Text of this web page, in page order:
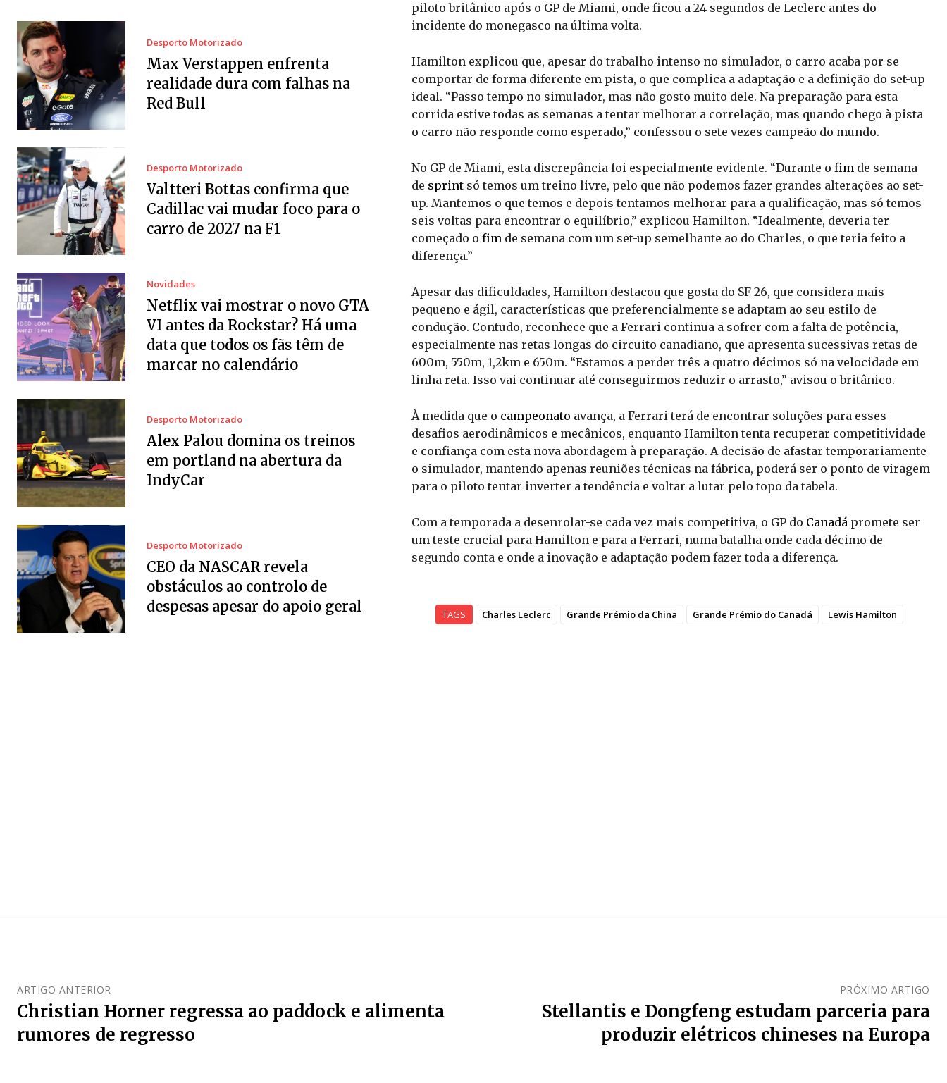
Desporto Motorizado
Max Verstappen enfrenta
realidade dura com falhas na
Red Bull
Desporto Motorizado
Valtteri Bottas confirma que
Cadillac vai mudar foco para o
carro de 2027 na F1
Novidades
Netflix vai mostrar o novo GTA
VI antes da Rockstar? Há uma
data que todos os fãs têm de
marcar no calendário
Desporto Motorizado
Alex Palou domina os treinos
em portland na abertura da
IndyCar
Desporto Motorizado
CEO da NASCAR revela
obstáculos ao controlo de
despesas apesar do apoio geral
piloto britânico após o GP de Miami, onde ficou a 24 segundos de Leclerc antes do
incidente do monegasco na última volta.
Hamilton explicou que, apesar do trabalho intenso no simulador, o carro acaba por se
comportar de forma diferente em pista, o que complica a adaptação e a definição do set-up
ideal. “Passo tempo no simulador, mas não gosto muito dele. Na preparação para esta
corrida estive todas as semanas a tentar melhorar a correlação, mas quando chego à pista
o carro não responde como esperado,” confessou o sete vezes campeão do mundo.
No GP de Miami, esta discrepância foi especialmente evidente. “Durante o fim de semana
de sprint só temos um treino livre, pelo que não podemos fazer grandes alterações ao set-
up. Mantemos o que temos e depois tentamos melhorar para a qualificação, mas só temos
seis voltas para encontrar o equilíbrio,” explicou Hamilton. “Idealmente, deveria ter
começado o fim de semana com um set-up semelhante ao do Charles, o que teria feito a
diferença.”
Apesar das dificuldades, Hamilton destacou que gosta do SF-26, que considera mais
pequeno e ágil, características que preferencialmente se adaptam ao seu estilo de
condução. Contudo, reconhece que a Ferrari continua a sofrer com a falta de potência,
especialmente nas retas longas do circuito canadiano, que apresenta sucessivas retas de
600m, 550m, 1,2km e 650m. “Estamos a perder três a quatro décimos só na velocidade em
linha reta. Isso vai continuar até conseguirmos reduzir o arrasto,” avisou o britânico.
À medida que o campeonato avança, a Ferrari terá de encontrar soluções para esses
desafios aerodinâmicos e mecânicos, enquanto Hamilton tenta recuperar competitividade
e confiança com esta nova abordagem à preparação. A decisão de afastar temporariamente
o simulador, mantendo apenas reuniões técnicas na fábrica, poderá ser o ponto de viragem
para o piloto tentar inverter a tendência e voltar a lutar pelo topo da tabela.
Com a temporada a desenrolar-se cada vez mais competitiva, o GP do Canadá promete ser
um teste crucial para Hamilton e para a Ferrari, numa batalha onde cada décimo de
segundo conta e onde a inovação e adaptação podem fazer toda a diferença.
TAGS Charles Leclerc Grande Prémio da China Grande Prémio do Canadá Lewis Hamilton
ARTIGO ANTERIOR
Christian Horner regressa ao paddock e alimenta
rumores de regresso
PRÓXIMO ARTIGO
Stellantis e Dongfeng estudam parceria para
produzir elétricos chineses na Europa